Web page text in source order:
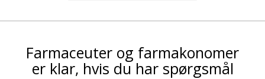
Farmaceuter og farmakonomer
er klar, hvis du har spørgsmål